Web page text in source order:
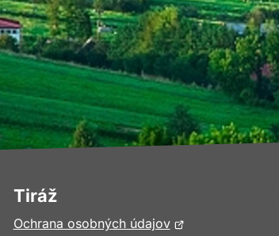
Tiráž
Ochrana osobných údajovOtvorí